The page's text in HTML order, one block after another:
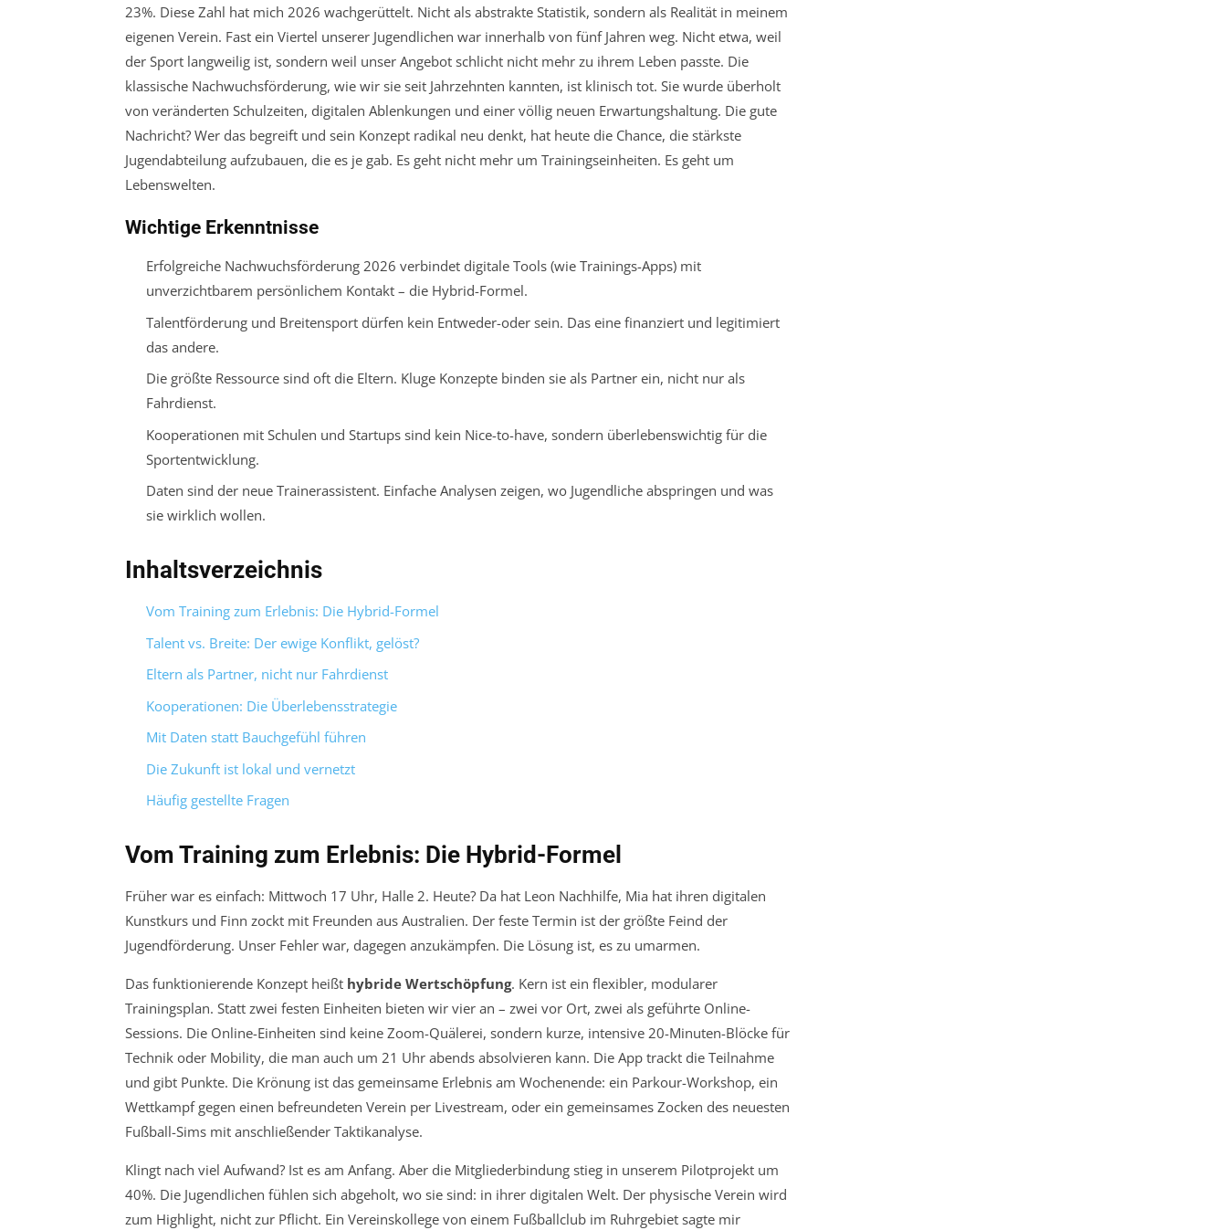
23%. Diese Zahl hat mich 2026 wachgerüttelt. Nicht als abstrakte Statistik, sondern als Realität in meinem
eigenen Verein. Fast ein Viertel unserer Jugendlichen war innerhalb von fünf Jahren weg. Nicht etwa, weil
der Sport langweilig ist, sondern weil unser Angebot schlicht nicht mehr zu ihrem Leben passte. Die
klassische Nachwuchsförderung, wie wir sie seit Jahrzehnten kannten, ist klinisch tot. Sie wurde überholt
von veränderten Schulzeiten, digitalen Ablenkungen und einer völlig neuen Erwartungshaltung. Die gute
Nachricht? Wer das begreift und sein Konzept radikal neu denkt, hat heute die Chance, die stärkste
Jugendabteilung aufzubauen, die es je gab. Es geht nicht mehr um Trainingseinheiten. Es geht um
Lebenswelten.
Wichtige Erkenntnisse
Erfolgreiche Nachwuchsförderung 2026 verbindet digitale Tools (wie Trainings-Apps) mit
unverzichtbarem persönlichem Kontakt – die Hybrid-Formel.
Talentförderung und Breitensport dürfen kein Entweder-oder sein. Das eine finanziert und legitimiert
das andere.
Die größte Ressource sind oft die Eltern. Kluge Konzepte binden sie als Partner ein, nicht nur als
Fahrdienst.
Kooperationen mit Schulen und Startups sind kein Nice-to-have, sondern überlebenswichtig für die
Sportentwicklung.
Daten sind der neue Trainerassistent. Einfache Analysen zeigen, wo Jugendliche abspringen und was
sie wirklich wollen.
Inhaltsverzeichnis
Vom Training zum Erlebnis: Die Hybrid-Formel
Talent vs. Breite: Der ewige Konflikt, gelöst?
Eltern als Partner, nicht nur Fahrdienst
Kooperationen: Die Überlebensstrategie
Mit Daten statt Bauchgefühl führen
Die Zukunft ist lokal und vernetzt
Häufig gestellte Fragen
Vom Training zum Erlebnis: Die Hybrid-Formel
Früher war es einfach: Mittwoch 17 Uhr, Halle 2. Heute? Da hat Leon Nachhilfe, Mia hat ihren digitalen
Kunstkurs und Finn zockt mit Freunden aus Australien. Der feste Termin ist der größte Feind der
Jugendförderung. Unser Fehler war, dagegen anzukämpfen. Die Lösung ist, es zu umarmen.
Das funktionierende Konzept heißt hybride Wertschöpfung. Kern ist ein flexibler, modularer
Trainingsplan. Statt zwei festen Einheiten bieten wir vier an – zwei vor Ort, zwei als geführte Online-
Sessions. Die Online-Einheiten sind keine Zoom-Quälerei, sondern kurze, intensive 20-Minuten-Blöcke für
Technik oder Mobility, die man auch um 21 Uhr abends absolvieren kann. Die App trackt die Teilnahme
und gibt Punkte. Die Krönung ist das gemeinsame Erlebnis am Wochenende: ein Parkour-Workshop, ein
Wettkampf gegen einen befreundeten Verein per Livestream, oder ein gemeinsames Zocken des neuesten
Fußball-Sims mit anschließender Taktikanalyse.
Klingt nach viel Aufwand? Ist es am Anfang. Aber die Mitgliederbindung stieg in unserem Pilotprojekt um
40%. Die Jugendlichen fühlen sich abgeholt, wo sie sind: in ihrer digitalen Welt. Der physische Verein wird
zum Highlight, nicht zur Pflicht. Ein Vereinskollege von einem Fußballclub im Ruhrgebiet sagte mir